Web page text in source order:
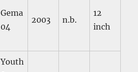
Gema
04
2003 n.b.
12
inch
Youth